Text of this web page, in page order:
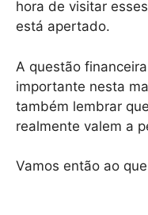
hora de visitar
está apertado.
A questão
importante nesta
também lembrar
realmente valem a
Vamos então ao